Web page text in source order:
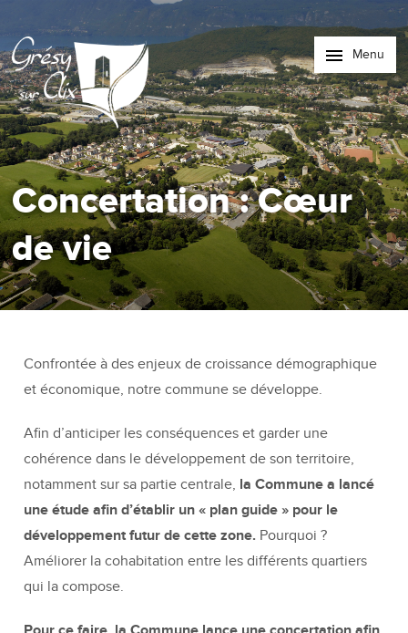
Menu
Concertation : Cœur
de vie
Confrontée à des enjeux de croissance démographique
et économique, notre commune se développe.
Afin d’anticiper les conséquences et garder une
cohérence dans le développement de son territoire,
notamment sur sa partie centrale, la Commune a lancé
une étude afin d’établir un « plan guide » pour le
développement futur de cette zone.Pourquoi ?
Améliorer la cohabitation entre les différents quartiers
qui la compose.